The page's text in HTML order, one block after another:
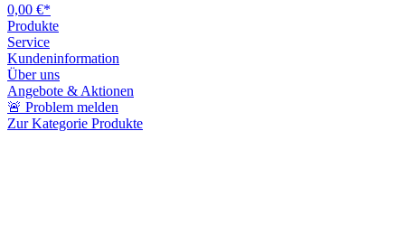
0,00 €*
Produkte
Service
Kundeninformation
Über uns
Angebote & Aktionen
🚨 Problem melden
Zur Kategorie Produkte